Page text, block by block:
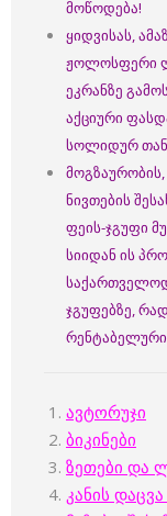
მოწოდება!
ყიდვისას,
ჟოლოსფერი
ეკრანზე
აქციური
სოლიდურ
ნივთების
ფეის-ჯგუფი
სიიდან ის
ჯგუფებზე,
ავტორუჯი
ბიკინები
ზეთები და
კანის დაცვა